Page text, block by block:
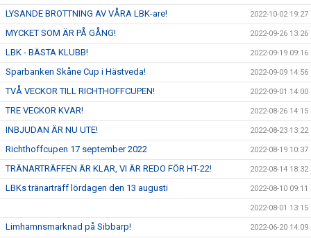
LYSANDE BROTTNING AV VÅRA LBK-are! 2022-10-02 19:27
MYCKET SOM ÄR PÅ GÅNG! 2022-09-26 13:26
LBK - BÄSTA KLUBB! 2022-09-19 09:16
Sparbanken Skåne Cup i Hästveda! 2022-09-09 14:56
TVÅ VECKOR TILL RICHTHOFFCUPEN! 2022-09-01 14:00
TRE VECKOR KVAR! 2022-08-26 14:15
INBJUDAN ÄR NU UTE! 2022-08-23 13:22
Richthoffcupen 17 september 2022 2022-08-19 10:37
TRÄNARTRÄFFEN ÄR KLAR, VI ÄR REDO FÖR HT-22! 2022-08-14 18:32
LBKs tränarträff lördagen den 13 augusti 2022-08-10 09:11
2022-08-01 13:15
Limhamnsmarknad på Sibbarp! 2022-06-20 14:09